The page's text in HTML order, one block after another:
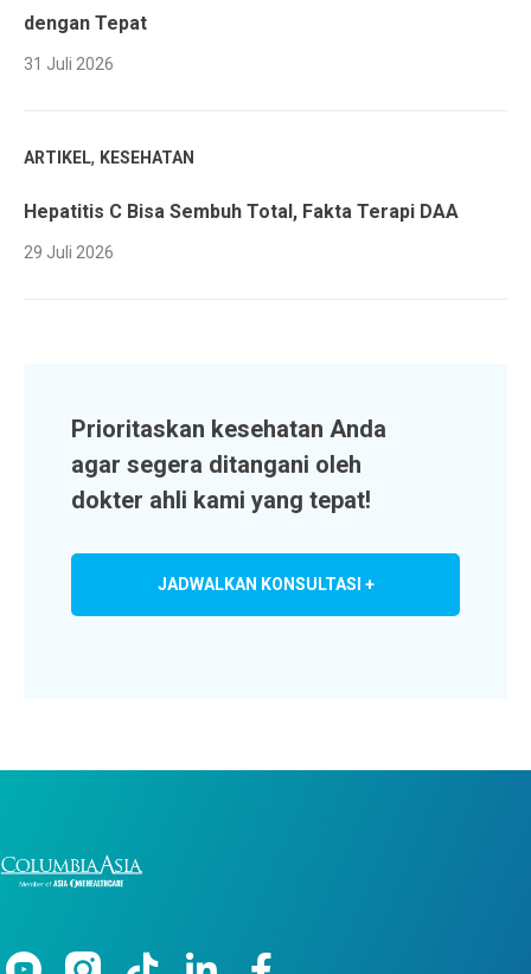
dengan Tepat
31 Juli 2026
ARTIKEL, KESEHATAN
Hepatitis C Bisa Sembuh Total, Fakta Terapi DAA
29 Juli 2026
Prioritaskan kesehatan Anda
agar segera ditangani oleh
dokter ahli kami yang tepat!
JADWALKAN KONSULTASI +